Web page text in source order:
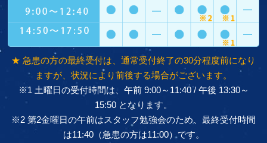
★ 急患の方の最終受付は、通常受付終了の30分程度前になり
ますが、状況により前後する場合がございます。
※1 土曜日の受付時間は、午前 9:00～11:40 / 午後 13:30～
15:50 となります。
※2 第2金曜日の午前はスタッフ勉強会のため、最終受付時間
は11:40（急患の方は11:00）です。